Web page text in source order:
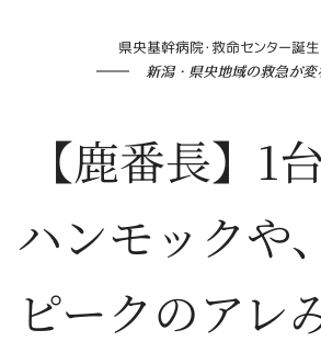
県央基幹病院・救命センター誕
新潟・県央地域の救急が変
【鹿番長】1
ハンモックや
ピークのアレ